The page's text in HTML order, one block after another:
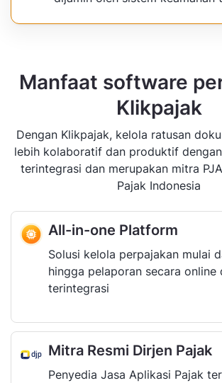
Manfaat software
Klikpajak
Dengan Klikpajak, kelola ratusan
lebih kolaboratif dan produktif
terintegrasi dan merupakan mitra
Pajak Indonesia
All-in-one Platform
Solusi kelola perpajakan mulai
hingga pelaporan secara online
terintegrasi
Mitra Resmi Dirjen Pajak
Penyedia Jasa Aplikasi Pajak